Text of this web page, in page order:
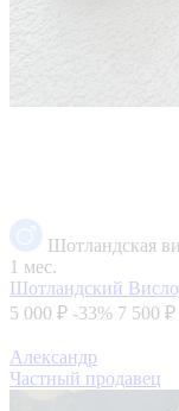
Шотландская
1 мес.
Шотландский
5 000 ₽ -33% 7 500 ₽
Александр
Частный продавец